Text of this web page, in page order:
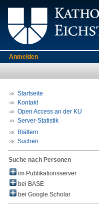
Anmelden
Startseite
Kontakt
Open Access an der KU
Server-Statistik
Blättern
Suchen
Suche nach Personen
im Publikationsserver
bei BASE
bei Google Scholar